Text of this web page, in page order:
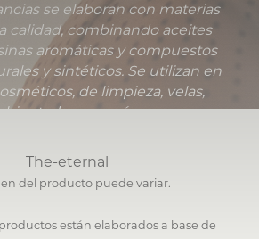
$284.20
Desde
se elaboran con materias
calidad, combinando aceites
aromáticas y compuestos
y sintéticos. Se utilizan en
de limpieza, velas,
y más.
del producto puede variar.
están elaborados a base de